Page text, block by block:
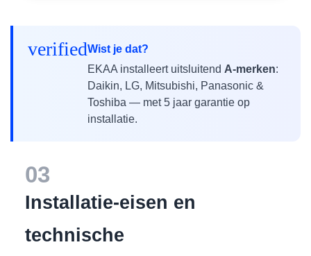
verifiedWist je dat?
EKAA installeert uitsluitend A-merken:
Daikin, LG, Mitsubishi, Panasonic &
Toshiba — met 5 jaar garantie op
installatie.
03
Installatie-eisen en
technische